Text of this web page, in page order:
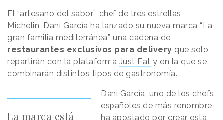
El “artesano del sabor”, chef de tres estrellas
Michelin, Dani García ha lanzado su nueva marca “La
gran familia mediterránea”, una cadena de
restaurantes exclusivos para delivery que solo
repartirán con la plataforma Just Eat y en la que se
combinarán distintos tipos de gastronomía.
La marca está
Dani García, uno de los chefs
españoles de más renombre,
ha apostado por crear esta